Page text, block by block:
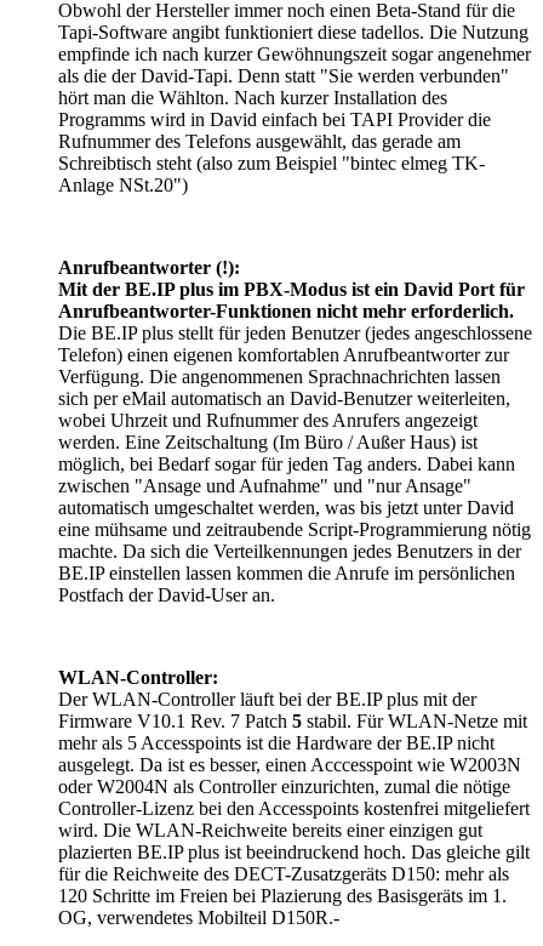
Obwohl der Hersteller immer noch einen Beta-Stand für die
Tapi-Software angibt funktioniert diese tadellos. Die Nutzung
empfinde ich nach kurzer Gewöhnungszeit sogar angenehmer
als die der David-Tapi. Denn statt "Sie werden verbunden"
hört man die Wählton. Nach kurzer Installation des
Programms wird in David einfach bei TAPI Provider die
Rufnummer des Telefons ausgewählt, das gerade am
Schreibtisch steht (also zum Beispiel "bintec elmeg TK-
Anlage NSt.20")
Anrufbeantworter (!):
Mit der BE.IP plus im PBX-Modus ist ein David Port für
Anrufbeantworter-Funktionen nicht mehr erforderlich.
Die BE.IP plus stellt für jeden Benutzer (jedes angeschlossene
Telefon) einen eigenen komfortablen Anrufbeantworter zur
Verfügung. Die angenommenen Sprachnachrichten lassen
sich per eMail automatisch an David-Benutzer weiterleiten,
wobei Uhrzeit und Rufnummer des Anrufers angezeigt
werden. Eine Zeitschaltung (Im Büro / Außer Haus) ist
möglich, bei Bedarf sogar für jeden Tag anders. Dabei kann
zwischen "Ansage und Aufnahme" und "nur Ansage"
automatisch umgeschaltet werden, was bis jetzt unter David
eine mühsame und zeitraubende Script-Programmierung nötig
machte. Da sich die Verteilkennungen jedes Benutzers in der
BE.IP einstellen lassen kommen die Anrufe im persönlichen
Postfach der David-User an.
WLAN-Controller:
Der WLAN-Controller läuft bei der BE.IP plus mit der
Firmware V10.1 Rev. 7 Patch 5 stabil. Für WLAN-Netze mit
mehr als 5 Accesspoints ist die Hardware der BE.IP nicht
ausgelegt. Da ist es besser, einen Acccesspoint wie W2003N
oder W2004N als Controller einzurichten, zumal die nötige
Controller-Lizenz bei den Accesspoints kostenfrei mitgeliefert
wird. Die WLAN-Reichweite bereits einer einzigen gut
plazierten BE.IP plus ist beeindruckend hoch. Das gleiche gilt
für die Reichweite des DECT-Zusatzgeräts D150: mehr als
120 Schritte im Freien bei Plazierung des Basisgeräts im 1.
OG, verwendetes Mobilteil D150R.-